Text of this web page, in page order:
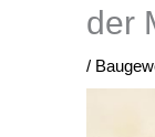
der
/